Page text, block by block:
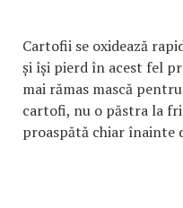
Cartofii se oxidează
și își pierd în acest fel
mai rămas mască
cartofi, nu o păstra la
proaspătă chiar înainte